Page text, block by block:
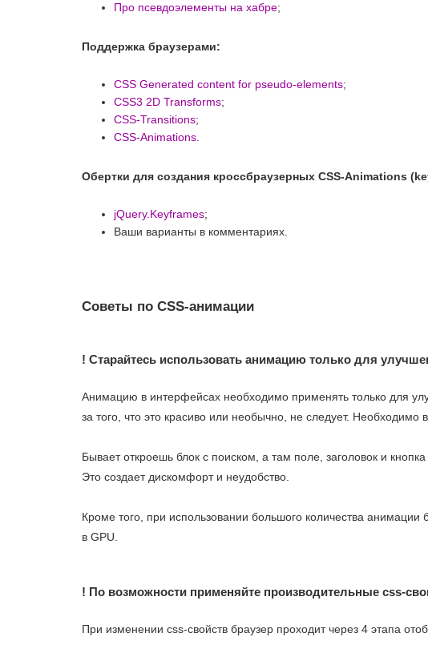
Про псевдоэлементы на хабре;
Поддержка браузерами:
CSS Generated content for pseudo-elements;
CSS3 2D Transforms;
CSS-Transitions;
CSS-Animations
Обертки для создания кроссбраузерных CSS-Animations
jQuery.Keyframes;
Ваши варианты в комментариях.
Советы по СSS-анимации
! Старайтесь использовать анимацию только для
Анимацию в интерфейсах необходимо применять только для
за того, что это красиво или необычно, не следует. Необходимо
Бывает откроешь блок с поиском, а там поле, заголовок и
Это создает дискомфорт и неудобство.
Кроме того, при использовании большого количества
в GPU.
! По возможности применяйте производительные css-
При изменении css-свойств браузер проходит через 4 этапа